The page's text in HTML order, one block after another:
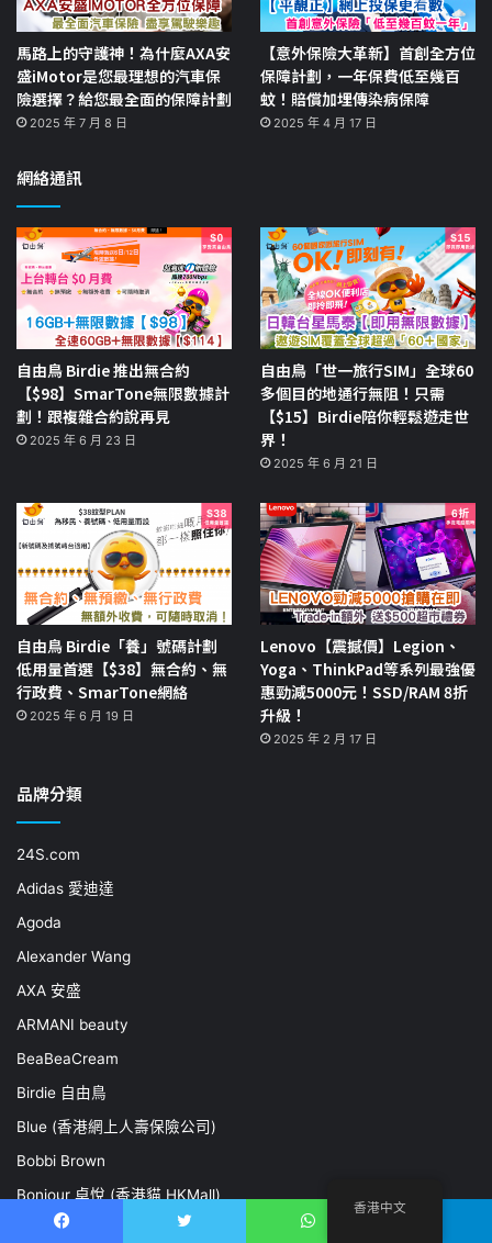
馬路上的守護神！為什麼AXA安
盛iMotor是您最理想的汽車保
險選擇？給您最全面的保障計劃
2025 年 7 月 8 日
【意外保險大革新】首創全方位
保障計劃，一年保費低至幾百
蚊！賠償加埋傳染病保障
2025 年 4 月 17 日
網絡通訊
自由鳥 Birdie 推出無合約
【$98】SmarTone無限數據計
劃！跟複雜合約說再見
2025 年 6 月 23 日
自由鳥「世一旅行SIM」全球60
多個目的地通行無阻！只需
【$15】Birdie陪你輕鬆遊走世
界！
2025 年 6 月 21 日
自由鳥 Birdie「養」號碼計劃
低用量首選【$38】無合約、無
行政費、SmarTone網絡
2025 年 6 月 19 日
Lenovo【震撼價】Legion、
Yoga、ThinkPad等系列最強優
惠勁減5000元！SSD/RAM 8折
升級！
2025 年 2 月 17 日
品牌分類
24S.com
Adidas 愛迪達
Agoda
Alexander Wang
AXA 安盛
ARMANI beauty
BeaBeaCream
Birdie 自由鳥
Blue (香港網上人壽保險公司)
Bobbi Brown
Bonjour 卓悅 (香港貓 HKMall)
Booking.com
香港中文